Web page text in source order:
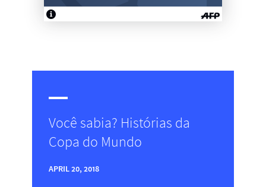
Você sabia? Histórias da
Copa do Mundo
APRIL 20, 2018